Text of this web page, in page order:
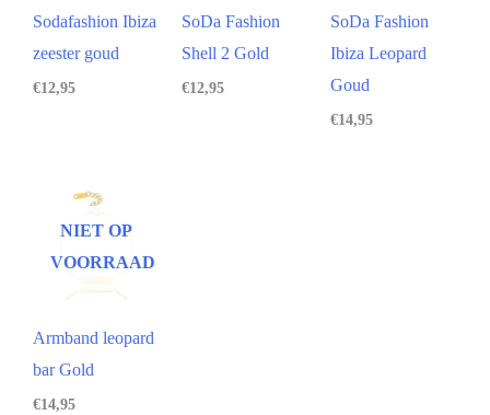
Sodafashion Ibiza
zeester goud
€12,95
SoDa Fashion
Shell 2 Gold
€12,95
SoDa Fashion
Ibiza Leopard
Goud
€14,95
NIET OP
VOORRAAD
Armband leopard
bar Gold
€14,95